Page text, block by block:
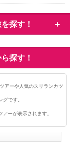
探す！
探す！
アーや人気のスリランカツ
です。
ーが表示されます。